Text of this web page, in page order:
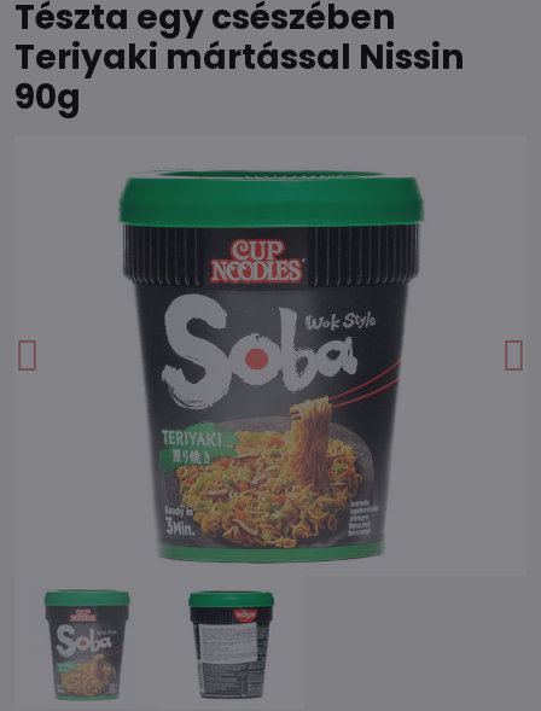
Tészta egy csészében
Teriyaki mártással Nissin
90g